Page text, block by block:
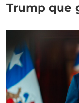
Trump que